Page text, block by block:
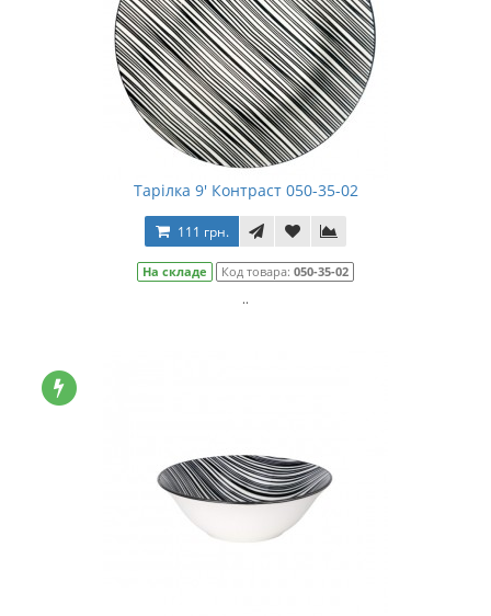
Тарілка 9' Контраст 050-35-02
111 грн.
На складе Код товара: 050-35-02
..